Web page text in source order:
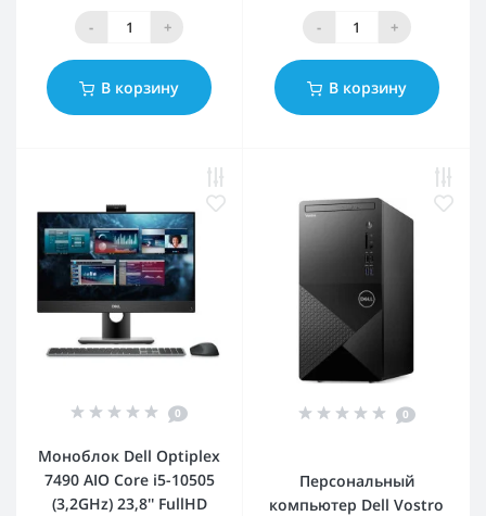
- +
В корзину
- +
В корзину
0
Моноблок Dell Optiplex
7490 AIO Core i5-10505
(3,2GHz) 23,8'' FullHD
0
Персональный
компьютер Dell Vostro